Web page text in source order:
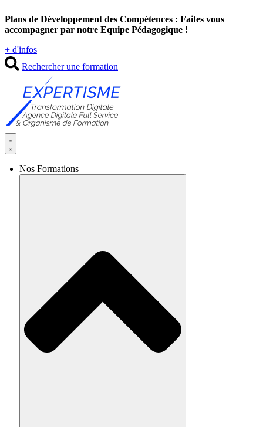
au
contenu
Plans de Développement des Compétences : Faites vous
accompagner par notre Equipe Pédagogique !
+ d'infos
Rechercher une formation
Nos Formations